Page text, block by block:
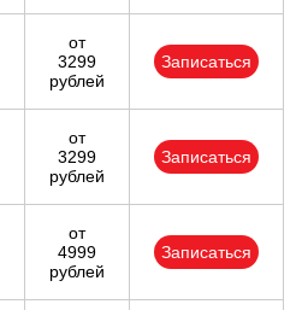
от
3299
рублей
Записаться
от
3299
рублей
Записаться
от
4999
рублей
Записаться